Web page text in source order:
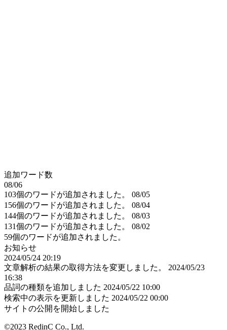
追加ワード数
08/06
103個のワードが追加されました。
08/05
156個のワードが追加されました。
08/04
144個のワードが追加されました。
08/03
131個のワードが追加されました。
08/02
59個のワードが追加されました。
お知らせ
2024/05/24 20:19
文章解析の結果の取得方法を変更しました。
2024/05/23
16:38
品詞の種類を追加しました 2024/05/22 10:00
検索中の表示を更新しました 2024/05/22 00:00
サイトの公開を開始しました
©2023 RedinC Co., Ltd.